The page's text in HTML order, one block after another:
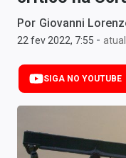
Últimas Notícias
Newsletters
Cotações
Comprar ou vender?
Por Giovanni
22 fev 2022, 7:55 -
SIGA NO YOUTUBE